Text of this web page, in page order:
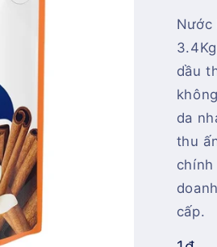
Nước
dầu
da
thu
cấp.